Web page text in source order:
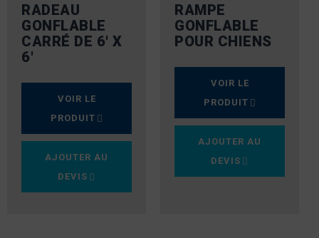
RADEAU
GONFLABLE
CARRÉ DE 6′ X
6′
VOIR LE
PRODUIT
AJOUTER AU
DEVIS
RAMPE
GONFLABLE
POUR CHIENS
VOIR LE
PRODUIT
AJOUTER AU
DEVIS